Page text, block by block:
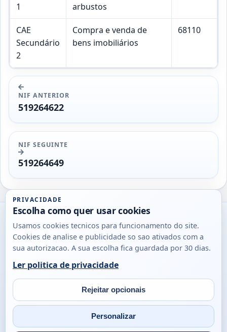
1
arbustos
CAE
Secundário
2
Compra e venda de
bens imobiliários
68110
NIF ANTERIOR
519264622
NIF SEGUINTE
519264649
Utils
DB
Consultas
para
cidadaos,
SobrePrivacidade
Campos
Email
PRIVACIDADE
Escolha como quer usar cookies
Usamos cookies tecnicos para funcionamento do site.
Cookies de analise e publicidade so sao ativados com a
sua autorizacao. A sua escolha fica guardada por 30 dias.
Ler politica de privacidade
Rejeitar opcionais
Personalizar